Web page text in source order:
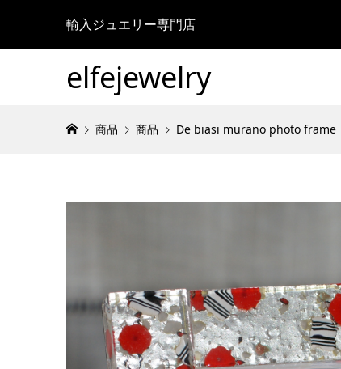
輸入ジュエリー専門店
elfejewelry
商品 商品 De biasi murano photo frame